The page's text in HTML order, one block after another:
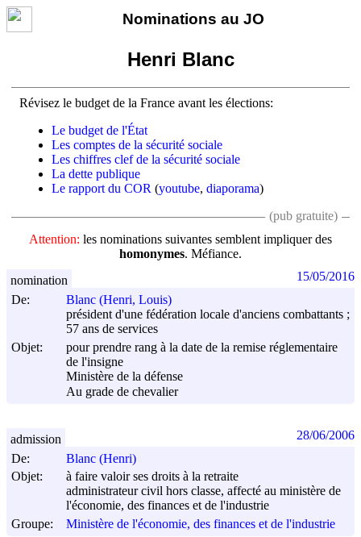
Nominations au JO
Henri Blanc
Révisez le budget de la France avant les élections:
Le budget de l'État
Les comptes de la sécurité sociale
Les chiffres clef de la sécurité sociale
La dette publique
Le rapport du COR (youtube, diaporama)
(pub gratuite)
Attention: les nominations suivantes semblent impliquer des
homonymes. Méfiance.
De:
Blanc (Henri, Louis)
président d'une fédération locale d'anciens combattants ;
57 ans de services
Objet:
pour prendre rang à la date de la remise réglementaire
de l'insigne
Ministère de la défense
Au grade de chevalier
nomination 15/05/2016
De:
Blanc (Henri)
Objet:
à faire valoir ses droits à la retraite
administrateur civil hors classe, affecté au ministère de
l'économie, des finances et de l'industrie
Groupe:
Ministère de l'économie, des finances et de l'industrie
admission 28/06/2006